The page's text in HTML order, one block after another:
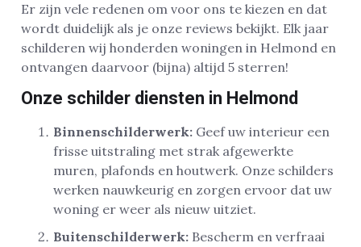
Er zijn vele redenen om voor ons te kiezen en dat
wordt duidelijk als je onze reviews bekijkt. Elk jaar
schilderen wij honderden woningen in Helmond en
ontvangen daarvoor (bijna) altijd 5 sterren!
Onze schilder diensten in Helmond
Binnenschilderwerk: Geef uw interieur een
frisse uitstraling met strak afgewerkte
muren, plafonds en houtwerk. Onze schilders
werken nauwkeurig en zorgen ervoor dat uw
woning er weer als nieuw uitziet.
Buitenschilderwerk: Bescherm en verfraai